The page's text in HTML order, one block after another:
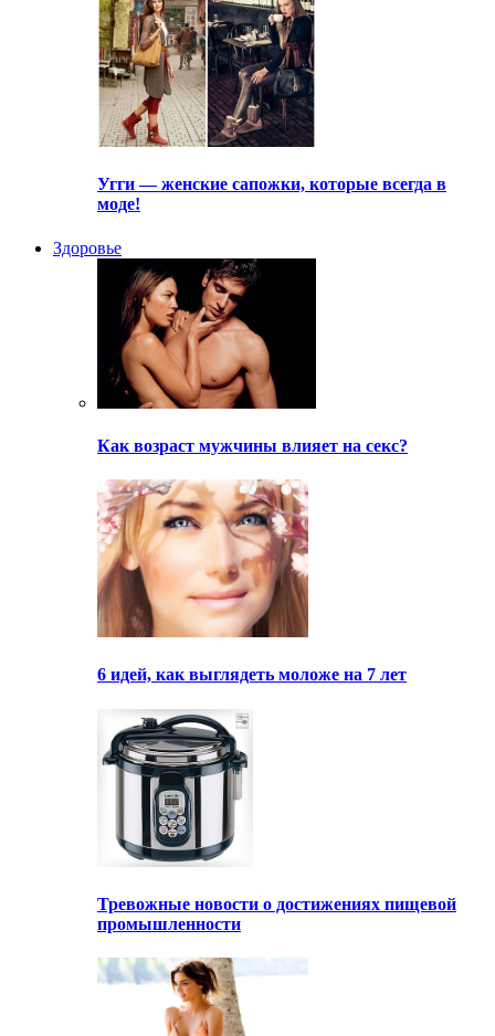
Угги — женские сапожки, которые всегда в
моде!
Здоровье
Как возраст мужчины влияет на секс?
6 идей, как выглядеть моложе на 7 лет
Тревожные новости о достижениях пищевой
промышленности